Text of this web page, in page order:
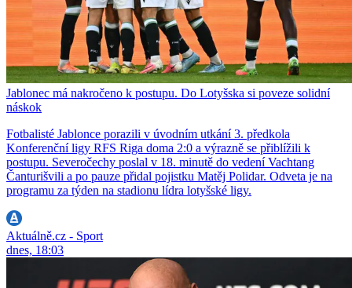
Jablonec má nakročeno k postupu. Do Lotyšska si poveze solidní
náskok
Fotbalisté Jablonce porazili v úvodním utkání 3. předkola
Konferenční ligy RFS Riga doma 2:0 a výrazně se přiblížili k
postupu. Severočechy poslal v 18. minutě do vedení Vachtang
Čanturišvili a po pauze přidal pojistku Matěj Polidar. Odveta je na
programu za týden na stadionu lídra lotyšské ligy.
Aktuálně.cz - Sport
dnes, 18:03